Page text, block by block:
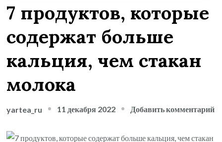
7 продуктов, которые
содержат больше
кальция, чем стакан
молока
yartea_ru 11 декабря 2022 Добавить комментарийк